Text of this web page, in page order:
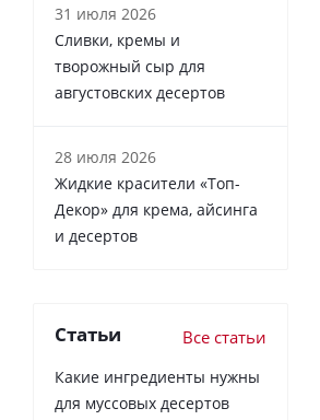
31 июля 2026
Сливки, кремы и
творожный сыр для
августовских десертов
28 июля 2026
Жидкие красители «Топ-
Декор» для крема, айсинга
и десертов
Статьи Все статьи
Какие ингредиенты нужны
для муссовых десертов